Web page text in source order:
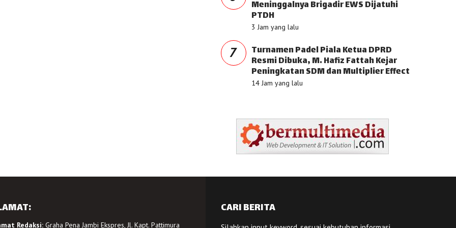
Meninggalnya Brigadir EWS Dijatuhi
PTDH
3 Jam yang lalu
7 Turnamen Padel Piala Ketua DPRD
Resmi Dibuka, M. Hafiz Fattah Kejar
Peningkatan SDM dan Multiplier Effect
14 Jam yang lalu
Redaksi:Graha Pena Jambi Ekspres, Jl. Kapt. Pattimura
CARI BERITA